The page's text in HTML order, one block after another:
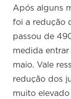
Após alguns
foi a redução
passou de
medida entrar
maio. Vale
redução dos
muito elevado